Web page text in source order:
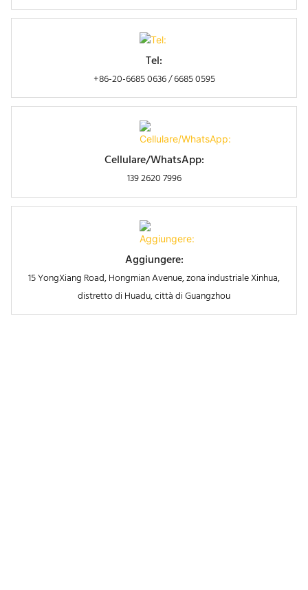
Tel:
+86-20-6685 0636 / 6685 0595
Cellulare/WhatsApp:
139 2620 7996
Aggiungere:
15 YongXiang Road, Hongmian Avenue, zona industriale Xinhua,
distretto di Huadu, città di Guangzhou